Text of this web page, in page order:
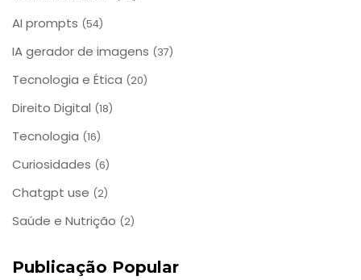
AI prompts (54)
IA gerador de imagens (37)
Tecnologia e Ética (20)
Direito Digital (18)
Tecnologia (16)
Curiosidades (6)
Chatgpt use (2)
Saúde e Nutrição (2)
Publicação Popular